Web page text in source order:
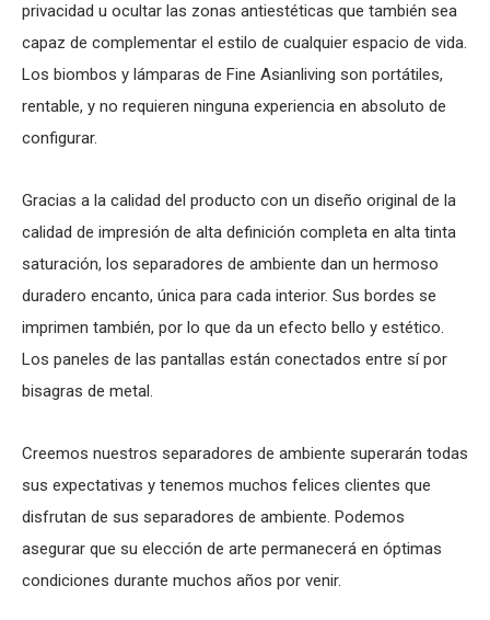
privacidad u ocultar las zonas antiestéticas que también sea
capaz de complementar el estilo de cualquier espacio de vida.
Los biombos y lámparas de Fine Asianliving son portátiles,
rentable, y no requieren ninguna experiencia en absoluto de
configurar.
Gracias a la calidad del producto con un diseño original de la
calidad de impresión de alta definición completa en alta tinta
saturación, los separadores de ambiente dan un hermoso
duradero encanto, única para cada interior. Sus bordes se
imprimen también, por lo que da un efecto bello y estético.
Los paneles de las pantallas están conectados entre sí por
bisagras de metal.
Creemos nuestros separadores de ambiente superarán todas
sus expectativas y tenemos muchos felices clientes que
disfrutan de sus separadores de ambiente. Podemos
asegurar que su elección de arte permanecerá en óptimas
condiciones durante muchos años por venir.